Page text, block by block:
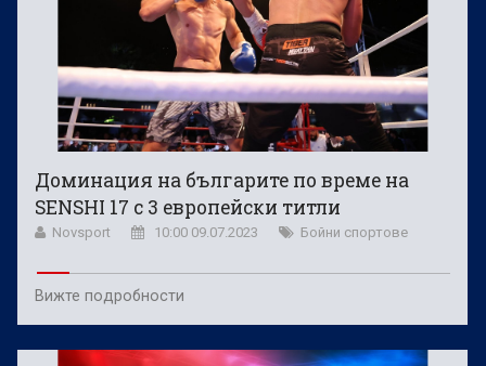
Доминация на българите по време на
SENSHI 17 с 3 европейски титли
Novsport 10:00 09.07.2023 Бойни спортове
Вижте подробности